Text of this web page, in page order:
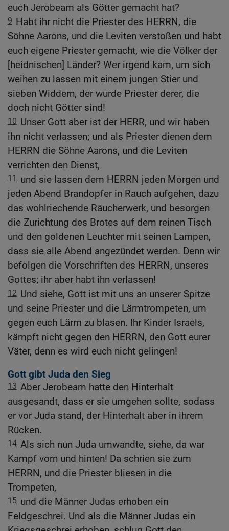
euch Jerobeam als Götter gemacht hat?
9 Habt ihr nicht die Priester des HERRN, die
Söhne Aarons, und die Leviten verstoßen und habt
euch eigene Priester gemacht, wie die Völker der
[heidnischen] Länder? Wer irgend kam, um sich
weihen zu lassen mit einem jungen Stier und
sieben Widdern, der wurde Priester derer, die
doch nicht Götter sind!
10 Unser Gott aber ist der HERR, und wir haben
ihn nicht verlassen; und als Priester dienen dem
HERRN die Söhne Aarons, und die Leviten
verrichten den Dienst,
11
und sie lassen dem HERRN jeden Morgen und
jeden Abend Brandopfer in Rauch aufgehen, dazu
das wohlriechende Räucherwerk, und besorgen
die Zurichtung des Brotes auf dem reinen Tisch
und den goldenen Leuchter mit seinen Lampen,
dass sie alle Abend angezündet werden. Denn wir
befolgen die Vorschriften des HERRN, unseres
Gottes; ihr aber habt ihn verlassen!
12 Und siehe, Gott ist mit uns an unserer Spitze
und seine Priester und die Lärmtrompeten, um
gegen euch Lärm zu blasen. Ihr Kinder Israels,
kämpft nicht gegen den HERRN, den Gott eurer
Väter, denn es wird euch nicht gelingen!
Gott gibt Juda den Sieg
13 Aber Jerobeam hatte den Hinterhalt
ausgesandt, dass er sie umgehen sollte, sodass
er vor Juda stand, der Hinterhalt aber in ihrem
Rücken.
14 Als sich nun Juda umwandte, siehe, da war
Kampf vorn und hinten! Da schrien sie zum
HERRN, und die Priester bliesen in die
Trompeten,
15 und die Männer Judas erhoben ein
Feldgeschrei. Und als die Männer Judas ein